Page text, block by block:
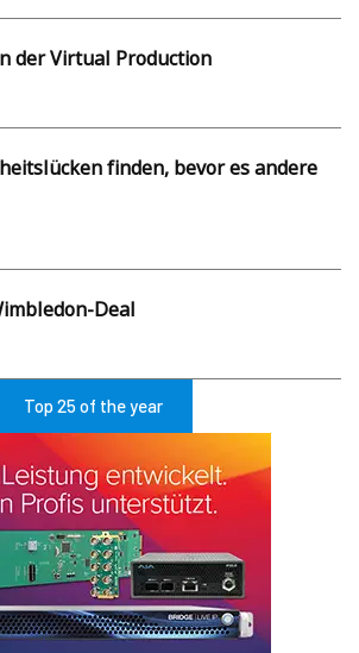
der Virtual Production
finden, bevor es andere
Deal
Top 25 of the year